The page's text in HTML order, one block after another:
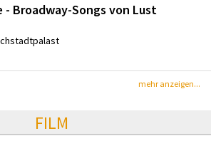
- Broadway-Songs von Lust
mehr anzeigen...
FILM